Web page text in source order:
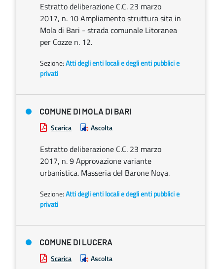
Estratto deliberazione C.C. 23 marzo
2017, n. 10 Ampliamento struttura sita in
Mola di Bari - strada comunale Litoranea
per Cozze n. 12.
Sezione:Atti degli enti locali e degli enti pubblici e
privati
COMUNE DI MOLA DI BARI
Scarica Ascolta
Estratto deliberazione C.C. 23 marzo
2017, n. 9 Approvazione variante
urbanistica. Masseria del Barone Noya.
Sezione:Atti degli enti locali e degli enti pubblici e
privati
COMUNE DI LUCERA
Scarica Ascolta